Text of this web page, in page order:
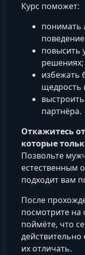
Курс поможет:
понимать
повысить
решениях;
избежать
щедрость
партнёра.
Откажитесь
которые
Позвольте
естественным
подходит вам
После
посмотрите на
поймёте, что
их отличать.